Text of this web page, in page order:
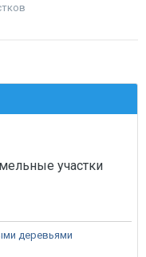
участки
деревьями